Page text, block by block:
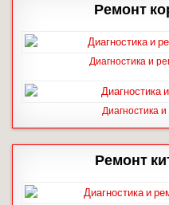
Ремонт
Диагностика и
Диагностика
Ремонт